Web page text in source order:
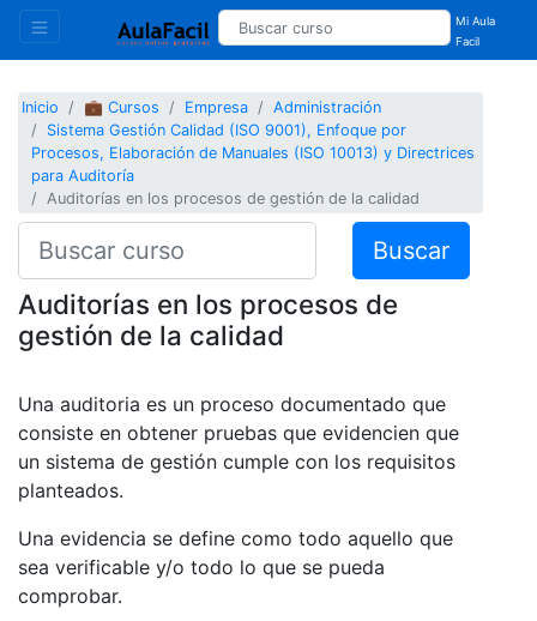
Mi Aula
Facil
Inicio 💼 Cursos Empresa
Administración
Sistema Gestión Calidad (ISO 9001), Enfoque por
Procesos, Elaboración de Manuales (ISO 10013) y Directrices
para Auditoría
Auditorías en los procesos de gestión de la calidad
Buscar
Auditorías en los procesos de
gestión de la calidad
Una auditoria es un proceso documentado que
consiste en obtener pruebas que evidencien que
un sistema de gestión cumple con los requisitos
planteados.
Una evidencia se define como todo aquello que
sea verificable y/o todo lo que se pueda
comprobar.